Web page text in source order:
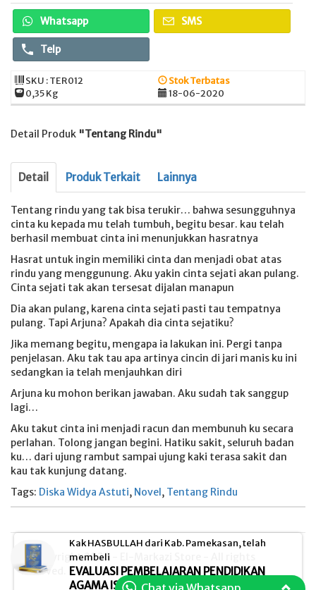
Whatsapp SMS
Telp
SKU : TER012
Stok Terbatas
0,35 Kg
18-06-2020
Detail Produk "Tentang Rindu"
Detail Produk Terkait Lainnya
Tentang rindu yang tak bisa terukir… bahwa sesungguhnya
cinta ku kepada mu telah tumbuh, begitu besar. kau telah
berhasil membuat cinta ini menunjukkan hasratnya
Hasrat untuk ingin memiliki cinta dan menjadi obat atas
rindu yang menggunung. Aku yakin cinta sejati akan pulang.
Cinta sejati tak akan tersesat dijalan manapun
Dia akan pulang, karena cinta sejati pasti tau tempatnya
pulang. Tapi Arjuna? Apakah dia cinta sejatiku?
Jika memang begitu, mengapa ia lakukan ini. Pergi tanpa
penjelasan. Aku tak tau apa artinya cincin di jari manis ku ini
sedangkan ia telah menjauhkan diri
Arjuna ku mohon berikan jawaban. Aku sudah tak sanggup
lagi…
Aku takut cinta ini menjadi racun dan membunuh ku secara
perlahan. Tolong jangan begini. Hatiku sakit, seluruh badan
ku… dari ujung rambut sampai ujung kaki terasa sakit dan
kau tak kunjung datang.
Tags: Diska Widya Astuti, Novel, Tentang Rindu
© Copyright 2026 - El-Markazi Store - All rights
reserved.
Kak HASBULLAH dari Kab. Pamekasan, telah
membeli
EVALUASI PEMBELAJARAN PENDIDIKAN
AGAMA ISLAM (PAI)